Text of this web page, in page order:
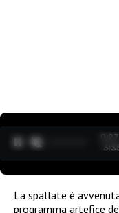
La spallate è
programma artefice